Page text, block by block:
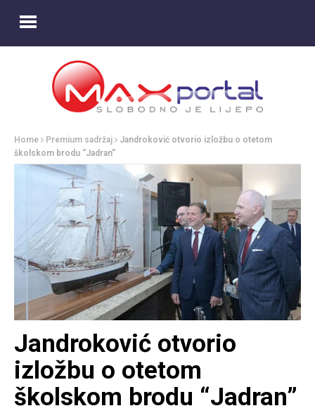
Home Premium sadržaj
Jandroković otvorio izložbu o otetom
školskom brodu “Jadran”
Jandroković otvorio
izložbu o otetom
školskom brodu “Jadran”